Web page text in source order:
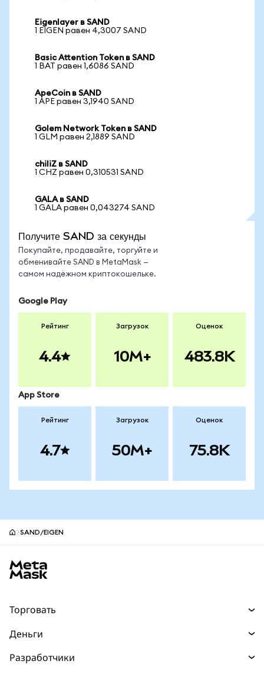
Eigenlayer в SAND
1 EIGEN равен 4,3007 SAND
Basic Attention Token в SAND
1 BAT равен 1,6086 SAND
ApeCoin в SAND
1 APE равен 3,1940 SAND
Golem Network Token в SAND
1 GLM равен 2,1889 SAND
chiliZ в SAND
1 CHZ равен 0,310531 SAND
GALA в SAND
1 GALA равен 0,043274 SAND
Получите SAND за секунды
Покупайте, продавайте, торгуйте и
обменивайте SAND в MetaMask —
самом надёжном криптокошельке.
Google Play
Рейтинг
4.4
Загрузок
10M+
Оценок
483.8K
App Store
Рейтинг
4.7
Загрузок
50M+
Оценок
75.8K
SAND/EIGEN
Торговать
Прогнозы
Деньги
Разработчики